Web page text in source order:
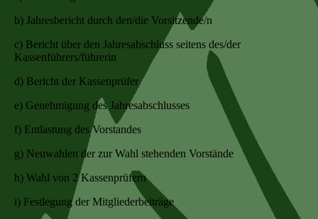
b) Jahresbericht durch den/die Vorsitzende/n
c) Bericht über den Jahresabschluss seitens des/der
Kassenführers/führerin
d) Bericht der Kassenprüfer
e) Genehmigung des Jahresabschlusses
f) Entlastung des Vorstandes
g) Neuwahlen der zur Wahl stehenden Vorstände
h) Wahl von 2 Kassenprüfern
i) Festlegung der Mitgliederbeiträge